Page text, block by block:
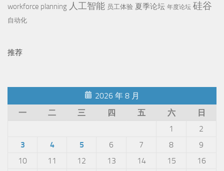
workforce planning 人工智能 员工体验 夏季论坛 年度论坛 硅谷
自动化
推荐
2026 年 8 月
一
二 三 四 五 六
日
1
2
3
4 5 6 7 8
9
10
11 12 13 14 15
16